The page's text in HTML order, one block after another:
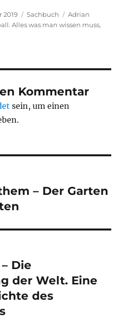
2019 Kategorien
Sachbuch Schlagwörter
Adrian
Alles was man wissen muss,
Kommentar
sein, um einen
– Der Garten
Die
der Welt. Eine
des